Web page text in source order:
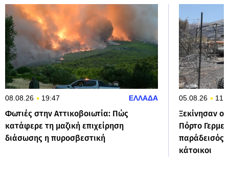
08.08.26 19:47 ΕΛΛΑΔΑ
Φωτιές στην Αττικοβοιωτία: Πώς
κατάφερε τη μαζική επιχείρηση
διάσωσης η πυροσβεστική
05.08.26
Ξεκίνησαν
Πόρτο
παράδεισός
κάτοικοι